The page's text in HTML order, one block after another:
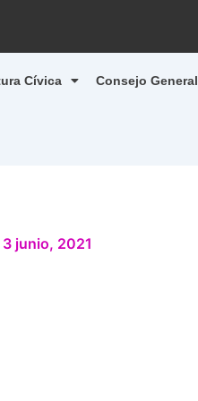
Cívica Consejo General
3 junio, 2021